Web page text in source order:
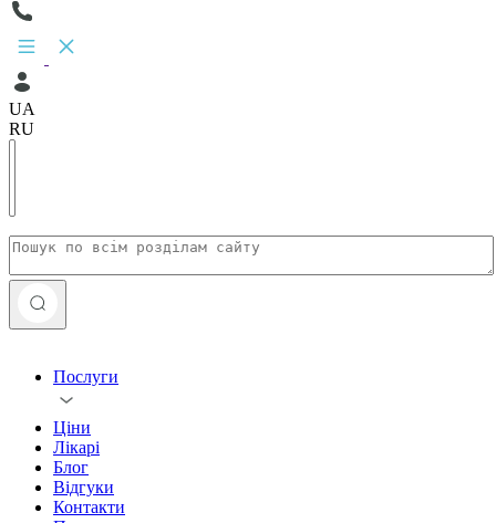
UA
RU
Послуги
Ціни
Лікарі
Блог
Відгуки
Контакти